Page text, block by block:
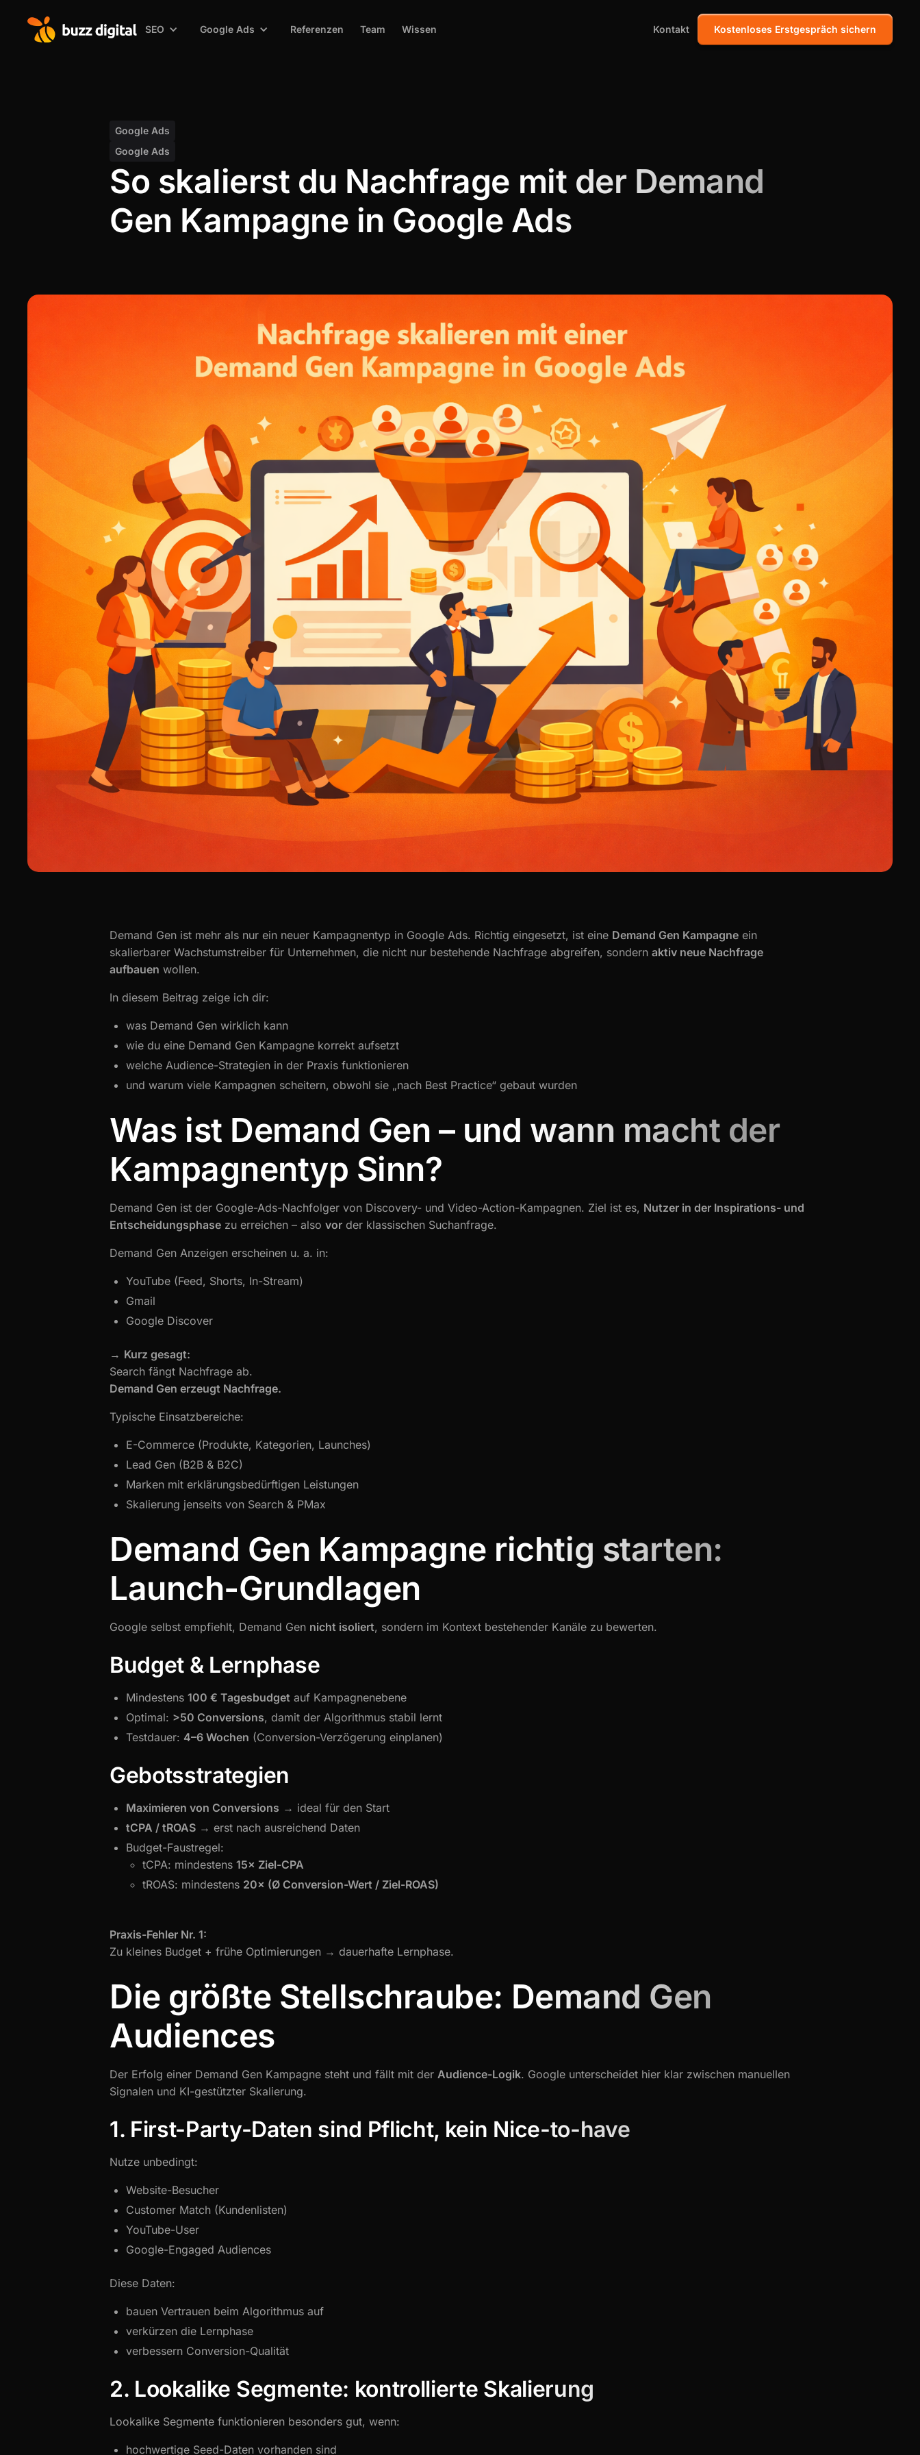
SEO Google Ads Referenzen Team Wissen Kontakt Kostenloses Erstgespräch sichern
Google Ads
Google Ads
So skalierst du Nachfrage mit der Demand
Gen Kampagne in Google Ads
Demand Gen ist mehr als nur ein neuer Kampagnentyp in Google Ads. Richtig eingesetzt, ist eine Demand Gen Kampagne ein
skalierbarer Wachstumstreiber für Unternehmen, die nicht nur bestehende Nachfrage abgreifen, sondern aktiv neue Nachfrage
aufbauen wollen.
In diesem Beitrag zeige ich dir:
was Demand Gen wirklich kann
wie du eine Demand Gen Kampagne korrekt aufsetzt
welche Audience-Strategien in der Praxis funktionieren
und warum viele Kampagnen scheitern, obwohl sie „nach Best Practice“ gebaut wurden
Was ist Demand Gen – und wann macht der
Kampagnentyp Sinn?
Demand Gen ist der Google-Ads-Nachfolger von Discovery- und Video-Action-Kampagnen. Ziel ist es, Nutzer in der Inspirations- und
Entscheidungsphase zu erreichen – also vor der klassischen Suchanfrage.
Demand Gen Anzeigen erscheinen u. a. in:
YouTube (Feed, Shorts, In-Stream)
Gmail
Google Discover
→ Kurz gesagt:
Search fängt Nachfrage ab.
Demand Gen erzeugt Nachfrage.
Typische Einsatzbereiche:
E-Commerce (Produkte, Kategorien, Launches)
Lead Gen (B2B & B2C)
Marken mit erklärungsbedürftigen Leistungen
Skalierung jenseits von Search & PMax
Demand Gen Kampagne richtig starten:
Launch-Grundlagen
Google selbst empfiehlt, Demand Gen nicht isoliert, sondern im Kontext bestehender Kanäle zu bewerten.
Budget & Lernphase
Mindestens 100 € Tagesbudget auf Kampagnenebene
Optimal: >50 Conversions, damit der Algorithmus stabil lernt
Testdauer: 4–6 Wochen (Conversion-Verzögerung einplanen)
Gebotsstrategien
Maximieren von Conversions → ideal für den Start
tCPA / tROAS → erst nach ausreichend Daten
Budget-Faustregel:
tCPA: mindestens 15× Ziel-CPA
tROAS: mindestens 20× (Ø Conversion-Wert / Ziel-ROAS)
Praxis-Fehler Nr. 1:
Zu kleines Budget + frühe Optimierungen → dauerhafte Lernphase.
Die größte Stellschraube: Demand Gen
Audiences
Der Erfolg einer Demand Gen Kampagne steht und fällt mit der Audience-Logik. Google unterscheidet hier klar zwischen manuellen
Signalen und KI-gestützter Skalierung.
1. First-Party-Daten sind Pflicht, kein Nice-to-have
Nutze unbedingt:
Website-Besucher
Customer Match (Kundenlisten)
YouTube-User
Google-Engaged Audiences
Diese Daten:
bauen Vertrauen beim Algorithmus auf
verkürzen die Lernphase
verbessern Conversion-Qualität
2. Lookalike Segmente: kontrollierte Skalierung
Lookalike Segmente funktionieren besonders gut, wenn:
hochwertige Seed-Daten vorhanden sind